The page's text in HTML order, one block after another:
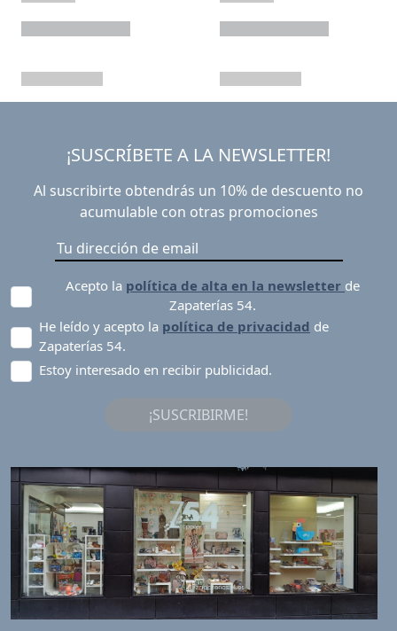
¡SUSCRÍBETE A LA NEWSLETTER!
Al suscribirte obtendrás un 10% de descuento no
acumulable con otras promociones
Acepto la política de alta en la newsletter de
Zapaterías 54.
He leído y acepto la política de privacidad de
Zapaterías 54.
Estoy interesado en recibir publicidad.
¡SUSCRIBIRME!